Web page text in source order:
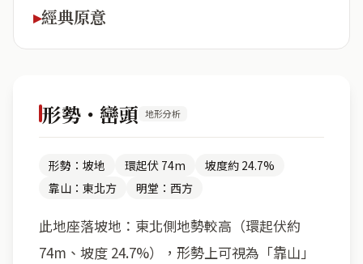
經典原意
形勢・巒頭 地形分析
形勢：坡地 環起伏 74m
坡度約 24.7%
靠山：東北方
明堂：西方
此地座落坡地：東北側地勢較高（環起伏約
74m、坡度 24.7%），形勢上可視為「靠山」